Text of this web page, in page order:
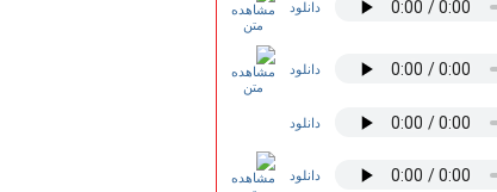
دانلود
دانلود
دانلود
دانلود